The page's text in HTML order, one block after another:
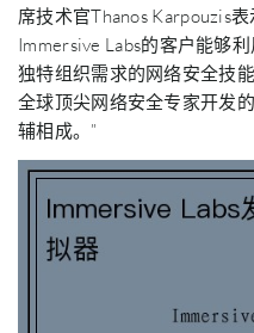
席技术官Thanos Karpouzis
Immersive Labs的客户能够
独特组织需求的网络安全技
全球顶尖网络安全专家开发
辅相成。”